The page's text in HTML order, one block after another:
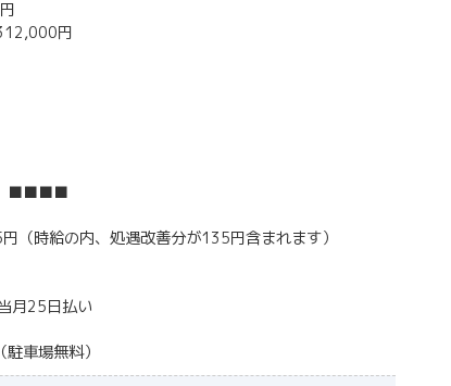
円
】■■■■
（時給の内、処遇改善分が135円含まれます）
月25日払い
車場無料）